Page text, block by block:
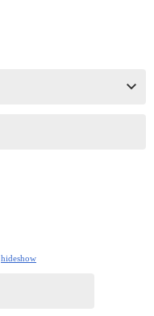
hideshow